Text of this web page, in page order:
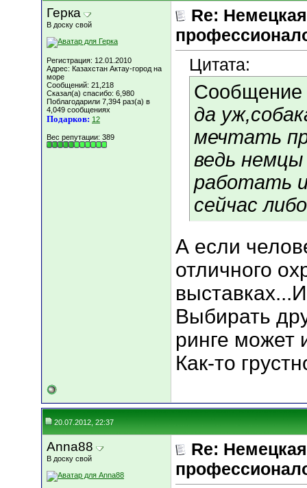
Герка
В доску свой
Регистрация: 12.01.2010
Адрес: Казахстан Актау-город на
море
Сообщений: 21,218
Сказал(а) спасибо: 6,980
Поблагодарили 7,394 раз(а) в
4,049 сообщениях
Подарков: 12
Вес репутации: 389
Re:
Цитата:
Сообщение
да
мечтать
ведь
работать
сейчас
А если
отличного
Выбирать
ринге может
Как-то
20.07.2012, 22:37
Anna88
В доску свой
Re: